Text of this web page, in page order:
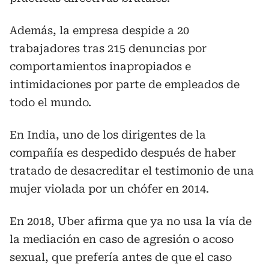
Además, la empresa despide a 20
trabajadores tras 215 denuncias por
comportamientos inapropiados e
intimidaciones por parte de empleados de
todo el mundo.
En India, uno de los dirigentes de la
compañía es despedido después de haber
tratado de desacreditar el testimonio de una
mujer violada por un chófer en 2014.
En 2018, Uber afirma que ya no usa la vía de
la mediación en caso de agresión o acoso
sexual, que prefería antes de que el caso